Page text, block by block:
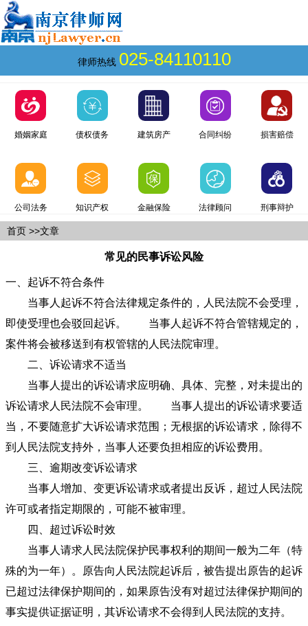
律师热线 025-84110110
婚姻家庭 债权债务 建筑房产 合同纠纷 损害赔偿
公司法务 知识产权 金融保险 法律顾问 刑事辩护
首页 >>文章
常见的民事诉讼风险
一、起诉不符合条件
当事人起诉不符合法律规定条件的，人民法院不会受理，
即使受理也会驳回起诉。 当事人起诉不符合管辖规定的，
案件将会被移送到有权管辖的人民法院审理。
二、诉讼请求不适当
当事人提出的诉讼请求应明确、具体、完整，对未提出的
诉讼请求人民法院不会审理。 当事人提出的诉讼请求要适
当，不要随意扩大诉讼请求范围；无根据的诉讼请求，除得不
到人民法院支持外，当事人还要负担相应的诉讼费用。
三、逾期改变诉讼请求
当事人增加、变更诉讼请求或者提出反诉，超过人民法院
许可或者指定期限的，可能不被审理。
四、超过诉讼时效
当事人请求人民法院保护民事权利的期间一般为二年（特
殊的为一年）。原告向人民法院起诉后，被告提出原告的起诉
已超过法律保护期间的，如果原告没有对超过法律保护期间的
事实提供证据证明，其诉讼请求不会得到人民法院的支持。